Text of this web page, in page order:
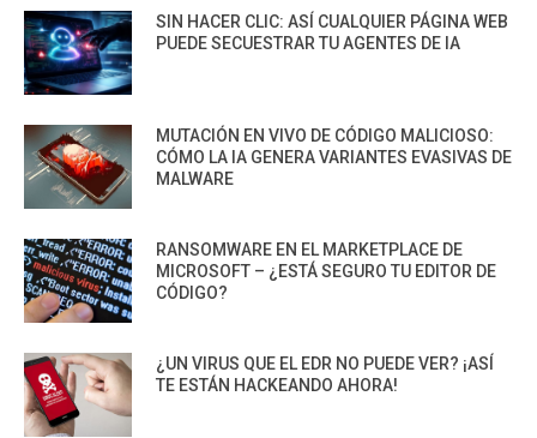
SIN HACER CLIC: ASÍ CUALQUIER PÁGINA WEB
PUEDE SECUESTRAR TU AGENTES DE IA
MUTACIÓN EN VIVO DE CÓDIGO MALICIOSO:
CÓMO LA IA GENERA VARIANTES EVASIVAS DE
MALWARE
RANSOMWARE EN EL MARKETPLACE DE
MICROSOFT – ¿ESTÁ SEGURO TU EDITOR DE
CÓDIGO?
¿UN VIRUS QUE EL EDR NO PUEDE VER? ¡ASÍ
TE ESTÁN HACKEANDO AHORA!